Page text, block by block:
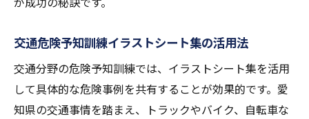
交通危険予知訓練イラストシート集の活用法
交通分野の危険予知訓練では、イラストシート集を活用
して具体的な危険事例を共有することが効果的です。愛
知県の交通事情を踏まえ、トラックやバイク、自転車な